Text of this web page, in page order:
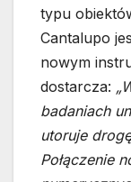
typu
Cantalupo
nowym
dostarcza:
badaniach
utoruje
Połączenie